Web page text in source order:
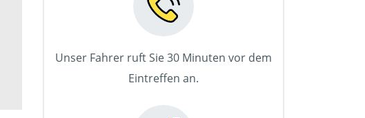
Unser Fahrer ruft Sie 30 Minuten vor dem
Eintreffen an.